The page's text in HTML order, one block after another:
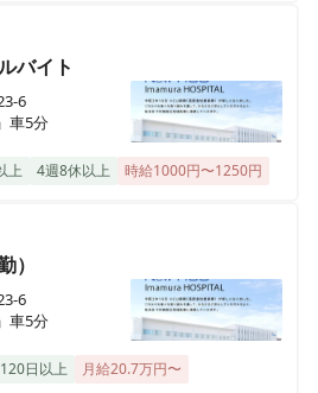
ト
所あり｜扶養内◎】オシャレな設
のケア」認知症治療や児童思春
化した“心のケア”の専門病院で
バイト
6
車5分
上 4週8休以上 時給1000円〜1250円
）
6
車5分
日以上 月給20.7万円〜